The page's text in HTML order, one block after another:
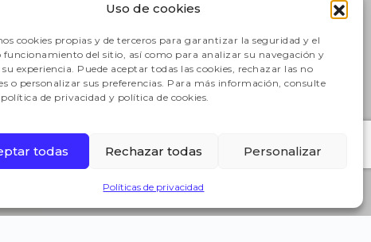
Uso de cookies
cookies propias y de terceros para garantizar la seguridad y el
funcionamiento del sitio, así como para analizar su navegación y
experiencia. Puede aceptar todas las cookies, rechazar las no
o personalizar sus preferencias. Para más información, consulte
de privacidad y política de cookies.
todas Rechazar todas Personalizar
Políticas de privacidad